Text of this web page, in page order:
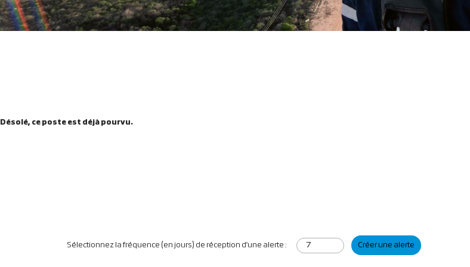
Désolé, ce poste est déjà pourvu.
Sélectionnez la fréquence (en jours) de réception d’une alerte : Créer une alerte